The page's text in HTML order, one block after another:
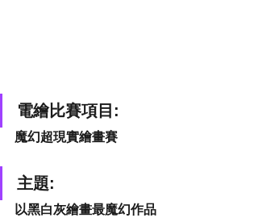
電繪比賽項目:
魔幻超現實繪畫賽
主題:
以黑白灰繪畫最魔幻作品